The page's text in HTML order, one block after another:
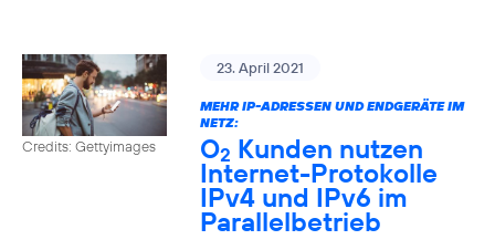
Credits: Gettyimages
23. April 2021
MEHR IP-ADRESSEN UND ENDGERÄTE IM
NETZ:
O2 Kunden nutzen
Internet-Protokolle
IPv4 und IPv6 im
Parallelbetrieb